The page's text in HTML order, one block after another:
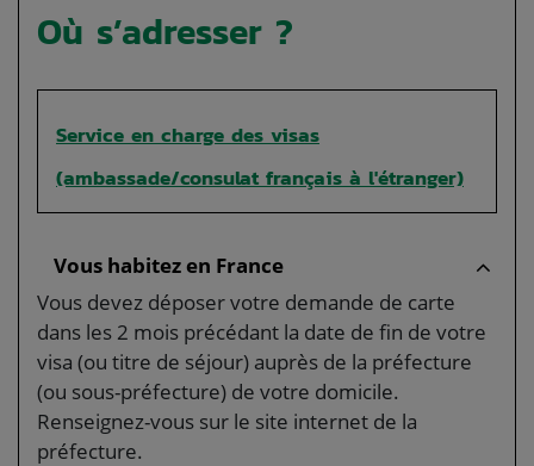
Où s’adresser ?
Service en charge des visas
(ambassade/consulat français à l'étranger)
Vous habitez en France
Vous devez déposer votre demande de carte
dans les 2 mois précédant la date de fin de votre
visa (ou titre de séjour) auprès de la préfecture
(ou sous-préfecture) de votre domicile.
Renseignez-vous sur le site internet de la
préfecture.